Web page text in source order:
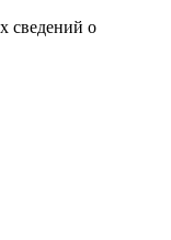
сведений о